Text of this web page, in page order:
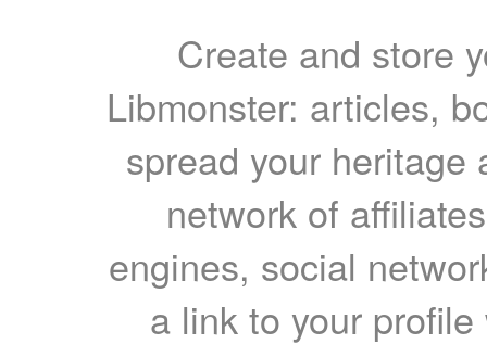
Create and store
Libmonster: articles,
spread your heritage
network of
engines, social
a link to your